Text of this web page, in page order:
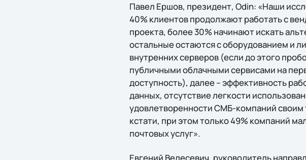
Павел Ершов, президент, Odin: «Наши
40% клиентов продолжают работать с
проекта, более 30% начинают искать
остальные остаются с оборудованием и
внутренних серверов (если до этого
публичными облачными сервисами на
доступность), далее – эффективность
данных, отсутствие легкости
удовлетворенности СМБ-компаний
кстати, при этом только 49% компаний
почтовых услуг».
Евгений Велесевич, руководитель